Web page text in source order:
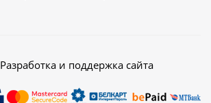
Разработка и поддержка сайта